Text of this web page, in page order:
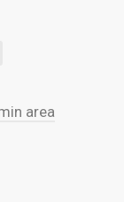
area